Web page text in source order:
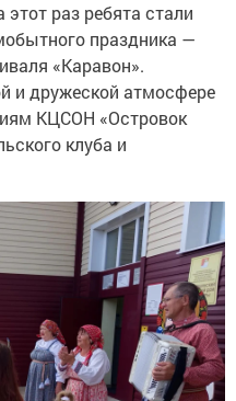
раз ребята стали
праздника —
«Каравон».
и дружеской атмосфере
КЦСОН «Островок
клуба и